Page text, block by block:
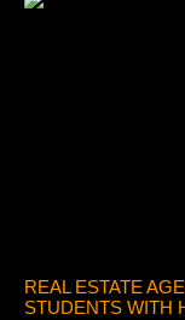
REAL ESTATE
STUDENTS WITH